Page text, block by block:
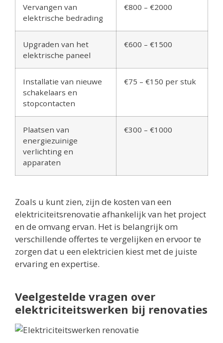
Vervangen van
elektrische bedrading
€800 – €2000
Upgraden van het
elektrische paneel
€600 – €1500
Installatie van nieuwe
schakelaars en
stopcontacten
€75 – €150 per stuk
Plaatsen van
energiezuinige
verlichting en
apparaten
€300 – €1000
Zoals u kunt zien, zijn de kosten van een
elektriciteitsrenovatie afhankelijk van het project
en de omvang ervan. Het is belangrijk om
verschillende offertes te vergelijken en ervoor te
zorgen dat u een elektricien kiest met de juiste
ervaring en expertise.
Veelgestelde vragen over
elektriciteitswerken bij renovaties